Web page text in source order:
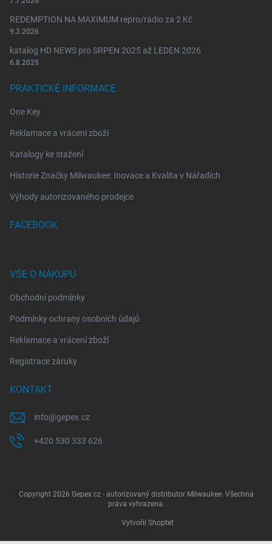
REDEMPTION NA MAXIMUM repro/rádio za 2 Kč
9.3.2026
katalog HD NEWS pro SRPEN 2025 až LEDEN 2026
6.8.2025
PRAKTICKÉ INFORMACE
One Key
Reklamace a vrácení zboží
Katalogy ke stažení
Historie Značky Milwaukee: Inovace a Kvalita v Nářadích
Výhody autorizovaného prodejce
FACEBOOK
VŠE O NÁKUPU
Obchodní podmínky
Podmínky ochrany osobních údajů
Reklamace a vrácení zboží
Registrace záruky
KONTAKT
info@gepex.cz
+420 530 333 626
Vytvořil Shoptet
Copyright 2026 Gepex.cz - autorizovaný distributor Milwaukee. Všechna
práva vyhrazena.